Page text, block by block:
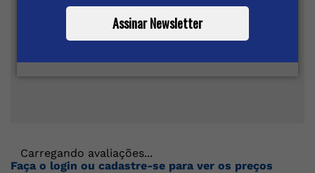
Assinar Newsletter
Carregando avaliações...
Faça o login ou cadastre-se para ver os preços